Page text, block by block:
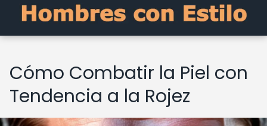
Cómo Combatir la Piel con
Tendencia a la Rojez